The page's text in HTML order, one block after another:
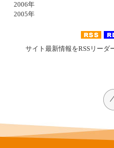
2006年
2005年
サイト最新情報をRSSリーダ